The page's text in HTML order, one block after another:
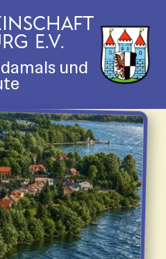
e.V.
und